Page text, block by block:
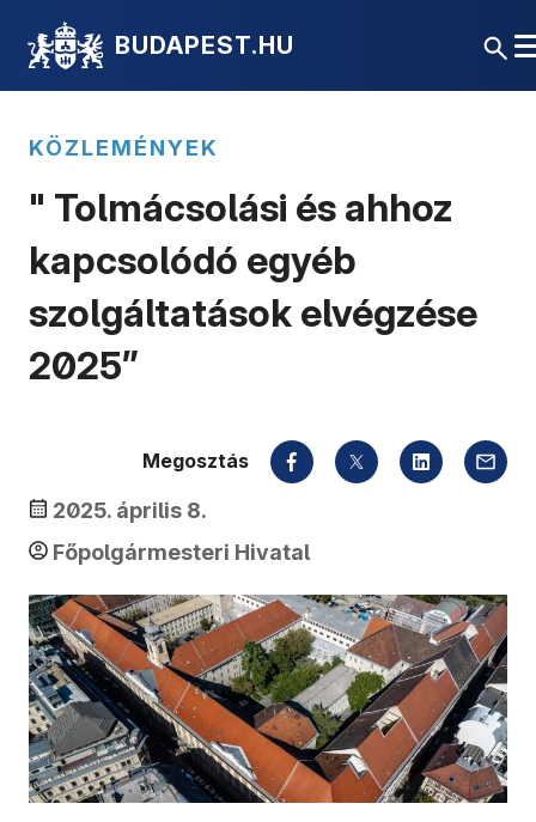
BUDAPEST.HU
KÖZLEMÉNYEK
" Tolmácsolási és ahhoz
kapcsolódó egyéb
szolgáltatások elvégzése
2025”
2025. április 8.
Főpolgármesteri Hivatal
Megosztás